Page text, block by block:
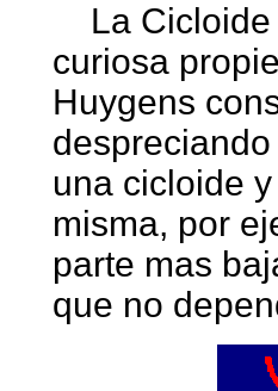
La Cicloide
curiosa
Huygens
una cicloide
misma, por
parte mas
que no